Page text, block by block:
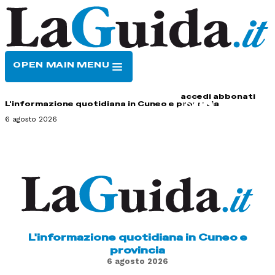
OPEN MAIN MENU
accedi abbonati
L'informazione quotidiana in Cuneo e provincia
6 agosto 2026
L'informazione quotidiana in Cuneo e
provincia
6 agosto 2026